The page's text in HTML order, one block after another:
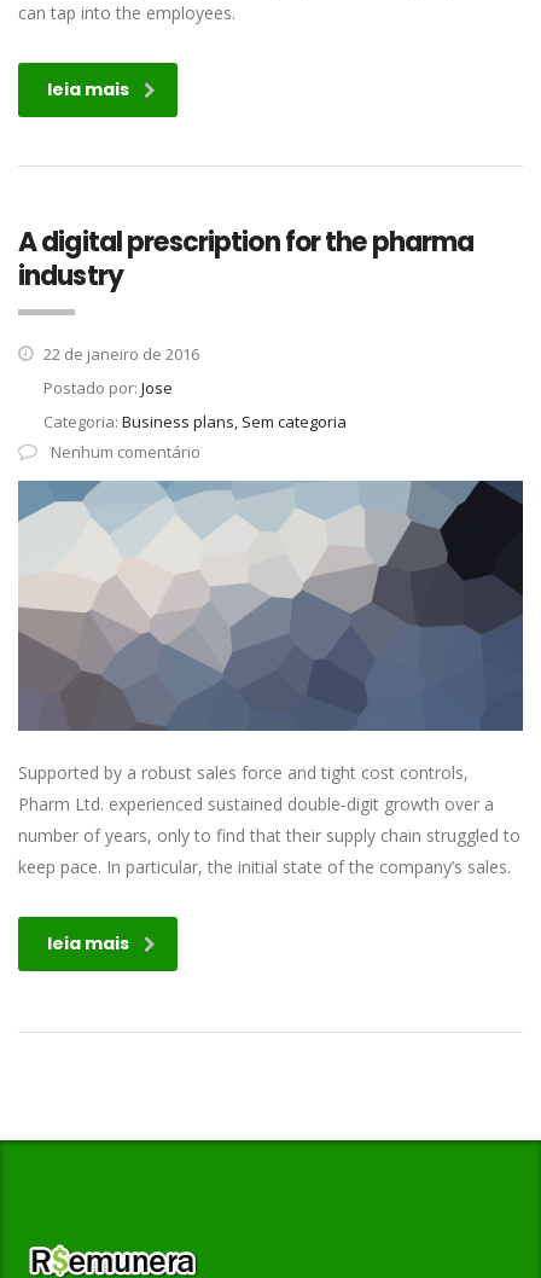
can tap into the employees.
leia mais
A digital prescription for the pharma
industry
22 de janeiro de 2016
Postado por: Jose
Categoria: Business plans, Sem categoria
Nenhum comentário
Supported by a robust sales force and tight cost controls,
Pharm Ltd. experienced sustained double-digit growth over a
number of years, only to find that their supply chain struggled to
keep pace. In particular, the initial state of the company’s sales.
leia mais